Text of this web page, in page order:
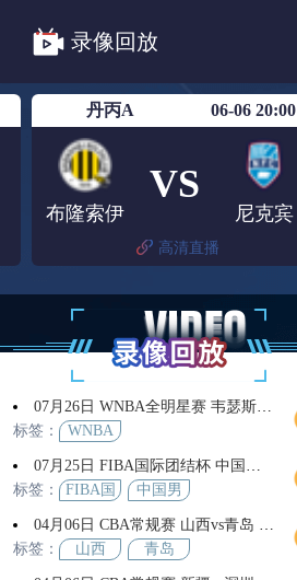
录像回放
丹丙A 06-06 20:00
布隆索伊
VS
尼克宾
高清直播
07月26日 WNBA全明星赛 韦瑟斯庞队vs库珀队 全场录像回放
标签：
WNBA
07月25日 FIBA国际团结杯 中国男篮vs喀麦隆男篮 全场录像回放
标签：
FIBA国
杯
中国男
04月06日 CBA常规赛 山西vs青岛 全场录像回放
标签：
山西 青岛